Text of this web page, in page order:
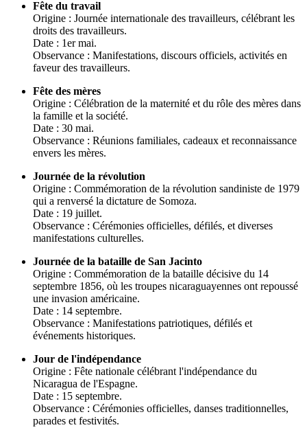
Fête du travail
Origine : Journée internationale des travailleurs, célébrant les
droits des travailleurs.
Date : 1er mai.
Observance : Manifestations, discours officiels, activités en
faveur des travailleurs.
Fête des mères
Origine : Célébration de la maternité et du rôle des mères dans
la famille et la société.
Date : 30 mai.
Observance : Réunions familiales, cadeaux et reconnaissance
envers les mères.
Journée de la révolution
Origine : Commémoration de la révolution sandiniste de 1979
qui a renversé la dictature de Somoza.
Date : 19 juillet.
Observance : Cérémonies officielles, défilés, et diverses
manifestations culturelles.
Journée de la bataille de San Jacinto
Origine : Commémoration de la bataille décisive du 14
septembre 1856, où les troupes nicaraguayennes ont repoussé
une invasion américaine.
Date : 14 septembre.
Observance : Manifestations patriotiques, défilés et
événements historiques.
Jour de l'indépendance
Origine : Fête nationale célébrant l'indépendance du
Nicaragua de l'Espagne.
Date : 15 septembre.
Observance : Cérémonies officielles, danses traditionnelles,
parades et festivités.